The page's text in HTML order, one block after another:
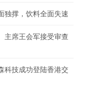
独撑，饮料全面失速
主席王会军接受审查
科技成功登陆香港交